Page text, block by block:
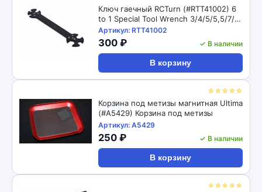
Ключ гаечный RCTurn (#RTT41002) 6
to 1 Special Tool Wrench 3/4/5/5,5/7/8
mm
Артикул: RTT41002
300 ₽ ✓ В наличии
В корзину
☆☆☆☆☆
Корзина под метизы магнитная Ultima
(#A5429) Корзина под метизы
Артикул: A5429
250 ₽ ✓ В наличии
В корзину
☆☆☆☆☆